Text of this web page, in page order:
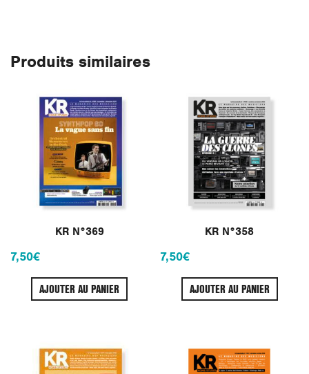
Produits similaires
KR N°369
7,50€
AJOUTER AU PANIER
KR N°358
7,50€
AJOUTER AU PANIER